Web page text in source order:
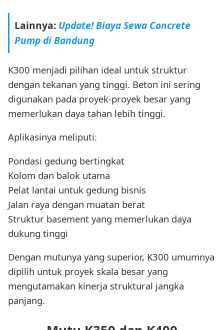
Lainnya: Update! Biaya Sewa Concrete
Pump di Bandung
K300 menjadi pilihan ideal untuk struktur
dengan tekanan yang tinggi. Beton ini sering
digunakan pada proyek-proyek besar yang
memerlukan daya tahan lebih tinggi.
Aplikasinya meliputi:
Pondasi gedung bertingkat
Kolom dan balok utama
Pelat lantai untuk gedung bisnis
Jalan raya dengan muatan berat
Struktur basement yang memerlukan daya
dukung tinggi
Dengan mutunya yang superior, K300 umumnya
dipilih untuk proyek skala besar yang
mengutamakan kinerja struktural jangka
panjang.